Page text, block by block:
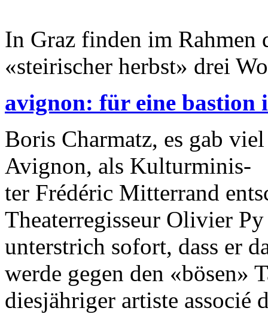
In Graz finden im Rahmen
«steirischer herbst» drei
avignon: für eine
Boris Charmatz, es gab
Avignon, als Kulturminis­-
­ter Frédéric Mitterrand
Theaterregisseur Olivier
unterstrich sofort, dass er
werde gegen den «bösen»
diesjähriger artiste associé